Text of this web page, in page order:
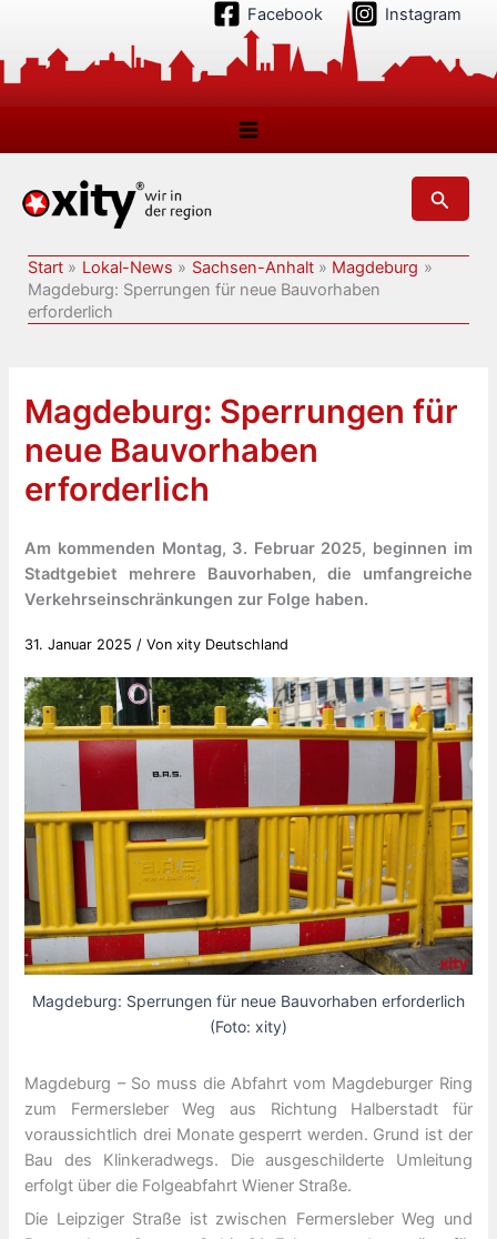
springen
Facebook Instagram
Suchen
Start Lokal-News Sachsen-Anhalt
Magdeburg
Magdeburg: Sperrungen für neue Bauvorhaben
erforderlich
Magdeburg: Sperrungen für
neue Bauvorhaben
erforderlich
Am kommenden Montag, 3. Februar 2025, beginnen im
Stadtgebiet mehrere Bauvorhaben, die umfangreiche
Verkehrseinschränkungen zur Folge haben.
31. Januar 2025 / Vonxity Deutschland
Magdeburg: Sperrungen für neue Bauvorhaben erforderlich
(Foto: xity)
Magdeburg – So muss die Abfahrt vom Magdeburger Ring
zum Fermersleber Weg aus Richtung Halberstadt für
voraussichtlich drei Monate gesperrt werden. Grund ist der
Bau des Klinkeradwegs. Die ausgeschilderte Umleitung
erfolgt über die Folgeabfahrt Wiener Straße.
Die Leipziger Straße ist zwischen Fermersleber Weg und